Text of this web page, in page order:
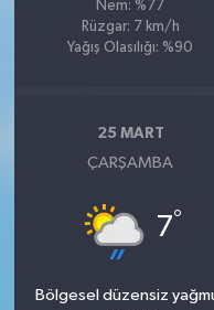
Nem: %77
Rüzgar: 7 km/h
Yağış Olasılığı: %90
25 MART
ÇARŞAMBA
7°
Bölgesel düzensiz